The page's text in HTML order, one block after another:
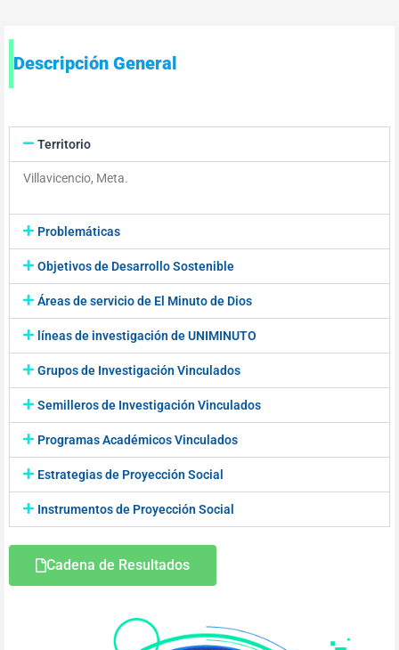
Descripción General
Territorio
Villavicencio, Meta.
Problemáticas
Objetivos de Desarrollo Sostenible
Áreas de servicio de El Minuto de Dios
líneas de investigación de UNIMINUTO
Grupos de Investigación Vinculados
Semilleros de Investigación Vinculados
Programas Académicos Vinculados
Estrategias de Proyección Social
Instrumentos de Proyección Social
Cadena de Resultados